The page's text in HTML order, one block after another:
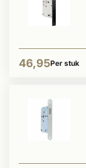
46,95Per stuk